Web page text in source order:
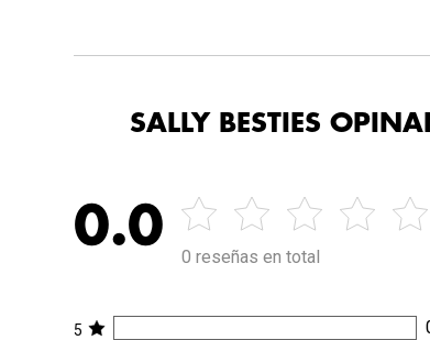
SALLY BESTIES
0.0
0 reseñas en total
5